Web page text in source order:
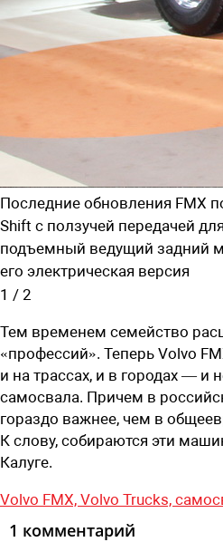
Последние обновления FMX
Shift с ползучей передачей
подъемный ведущий задний
его электрическая версия
1 / 2
Тем временем семейство
«профессий». Теперь Volvo
и на трассах, и в городах — и
самосвала. Причем в
гораздо важнее, чем в
К слову, собираются эти
Калуге.
Volvo FMX, Volvo Trucks,
1 комментарий